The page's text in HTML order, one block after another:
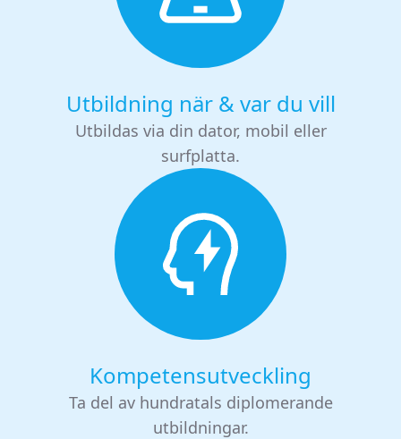
Utbildning när & var du vill
Utbildas via din dator, mobil eller
surfplatta.
Kompetensutveckling
Ta del av hundratals diplomerande
utbildningar.